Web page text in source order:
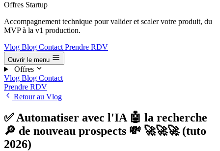
Offres Startup
Accompagnement technique pour valider et scaler votre produit, du
MVP à la v1 production.
Vlog Blog Contact Prendre RDV
Ouvrir le menu
Offres
Vlog Blog Contact
Prendre RDV
Retour au Vlog
✅ Automatiser avec l'IA 🤖 la recherche
🔎 de nouveau prospects 💸 🚀🚀🚀 (tuto
2026)